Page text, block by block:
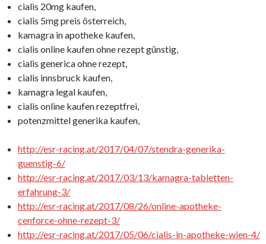
cialis 20mg kaufen,
cialis 5mg preis österreich,
kamagra in apotheke kaufen,
cialis online kaufen ohne rezept günstig,
cialis generica ohne rezept,
cialis innsbruck kaufen,
kamagra legal kaufen,
cialis online kaufen rezeptfrei,
potenzmittel generika kaufen,
http://esr-racing.at/2017/04/07/stendra-generika-
guenstig-6/
http://esr-racing.at/2017/03/13/kamagra-tabletten-
erfahrung-3/
http://esr-racing.at/2017/08/26/online-apotheke-
cenforce-ohne-rezept-3/
http://esr-racing.at/2017/05/06/cialis-in-apotheke-wien-4/